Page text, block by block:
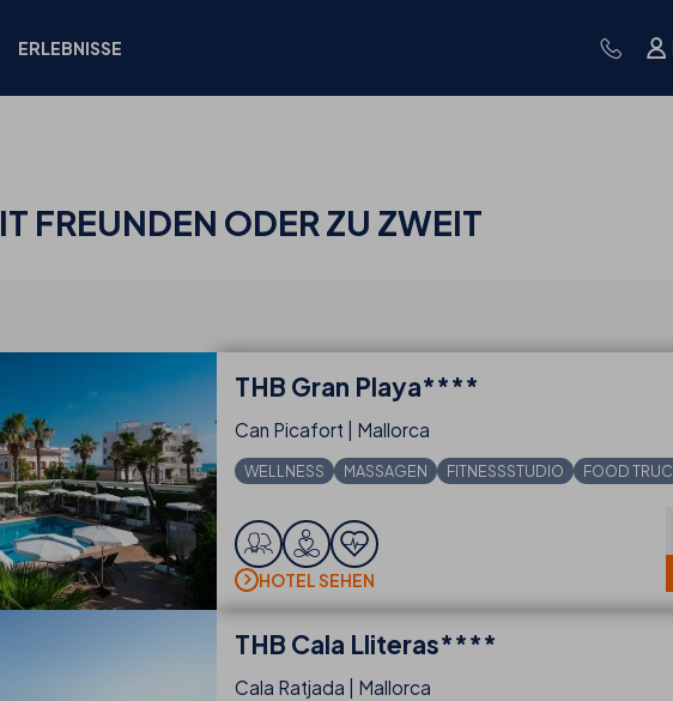
ERLEBNISSE
FREUNDEN ODER ZU ZWEIT
THB Gran Playa****
Can Picafort | Mallorca
WELLNESS MASSAGEN FITNESSSTUDIO FOOD
HOTEL SEHEN
THB Cala Lliteras****
Cala Ratjada | Mallorca